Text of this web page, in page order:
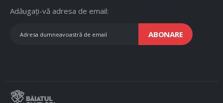
Adăugați-vă adresa de email:
ABONARE